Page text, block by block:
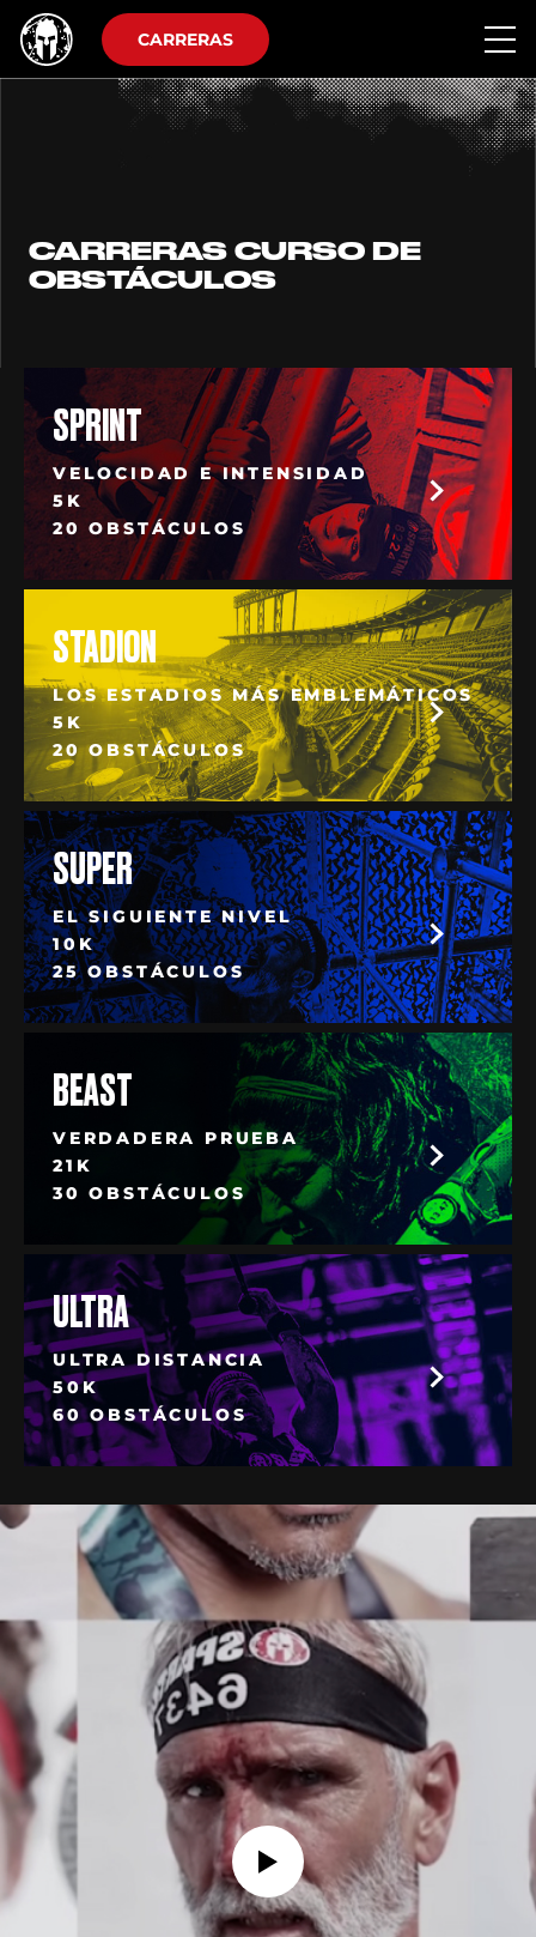
CARRERAS
CARRERAS CURSO DE
OBSTÁCULOS
VELOCIDAD E INTENSIDAD
5K
20 OBSTÁCULOS
SPRINT
LOS ESTADIOS MÁS EMBLEMÁTICOS
5K
20 OBSTÁCULOS
STADION
EL SIGUIENTE NIVEL
10K
25 OBSTÁCULOS
SUPER
VERDADERA PRUEBA
21K
30 OBSTÁCULOS
BEAST
ULTRA DISTANCIA
50K
60 OBSTÁCULOS
ULTRA